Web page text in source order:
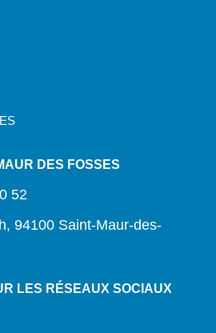
DES FOSSES
52
94100 Saint-Maur-des-
LES RÉSEAUX SOCIAUX